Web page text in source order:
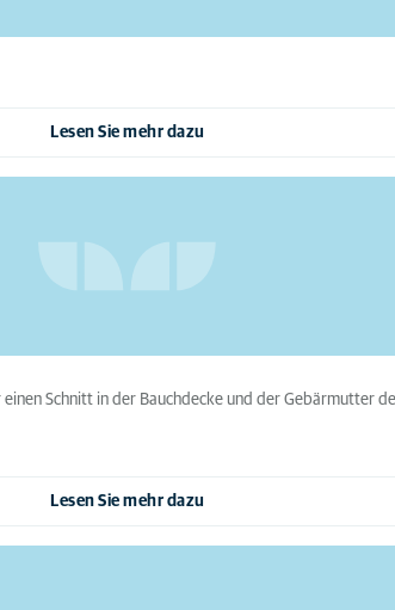
Lesen Sie mehr dazu
Schnitt in der Bauchdecke und der Gebärmutter
Lesen Sie mehr dazu